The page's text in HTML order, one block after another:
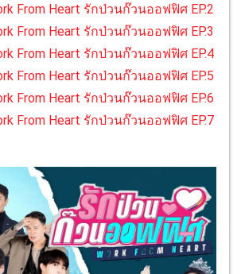
From Heart รักป่วนก๊วนออฟฟิศ EP.2
From Heart รักป่วนก๊วนออฟฟิศ EP.3
From Heart รักป่วนก๊วนออฟฟิศ EP.4
From Heart รักป่วนก๊วนออฟฟิศ EP.5
From Heart รักป่วนก๊วนออฟฟิศ EP.6
From Heart รักป่วนก๊วนออฟฟิศ EP.7